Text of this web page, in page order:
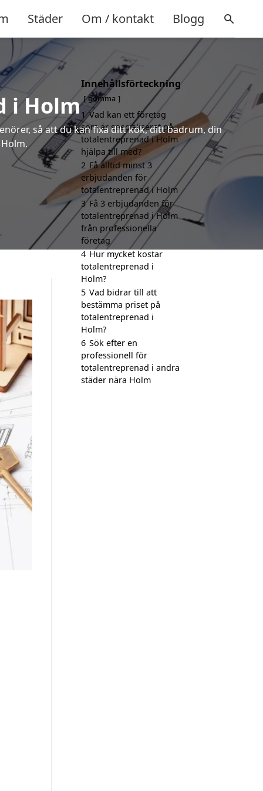
Städer Om / kontakt Blogg
i Holm
så att du kan fixa ditt kök, ditt badrum, din
Innehållsförteckning
gömma
1 Vad kan ett företag
som är specialiserat på
totalentreprenad i Holm
hjälpa till med?
2 Få alltid minst 3
erbjudanden för
totalentreprenad i Holm
3 Få 3 erbjudanden för
totalentreprenad i Holm
från professionella
företag
4 Hur mycket kostar
totalentreprenad i
Holm?
5 Vad bidrar till att
bestämma priset på
totalentreprenad i
Holm?
6 Sök efter en
professionell för
totalentreprenad i andra
städer nära Holm